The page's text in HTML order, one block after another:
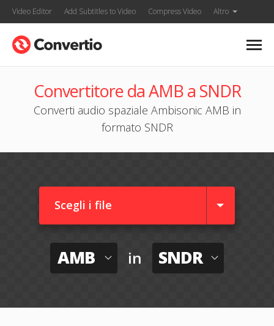
Video Editor Add Subtitles to Video Compress Video Altro
Convertitore da AMB a SNDR
Converti audio spaziale Ambisonic AMB in
formato SNDR
Scegli i file
AMB in SNDR